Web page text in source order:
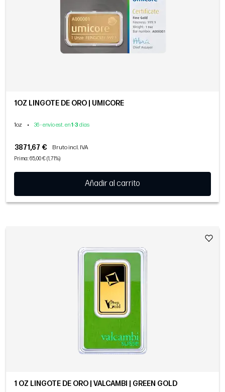
1OZ LINGOTE DE ORO | UMICORE
1oz • 36 - envío est. en1-3 días
3871,67 € Bruto incl. IVA
Prima: 65,00 € (1,71%)
Añadir al carrito
1 OZ LINGOTE DE ORO | VALCAMBI | GREEN GOLD